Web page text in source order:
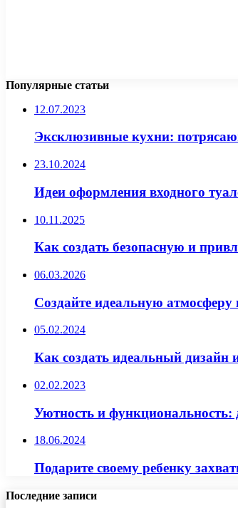
Популярные статьи
12.07.2023
Эксклюзивные кухни:
23.10.2024
Идеи оформления входного
10.11.2025
Как создать безопасную и
06.03.2026
Создайте идеальную атмосферу
05.02.2024
Как создать идеальный дизайн
02.02.2023
Уютность и
18.06.2024
Подарите своему ребенку
Последние записи